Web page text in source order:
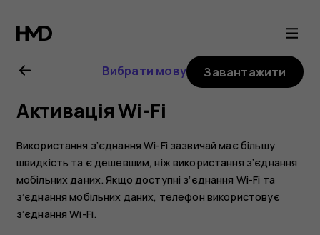
Посібник
користувача
Nokia
8.1
Вибрати мову Завантажити
Активація Wi-Fi
Використання з’єднання Wi-Fi зазвичай має більшу
швидкість та є дешевшим, ніж використання з’єднання
мобільних даних. Якщо доступні з’єднання Wi-Fi та
з’єднання мобільних даних, телефон використовує
з’єднання Wi-Fi.